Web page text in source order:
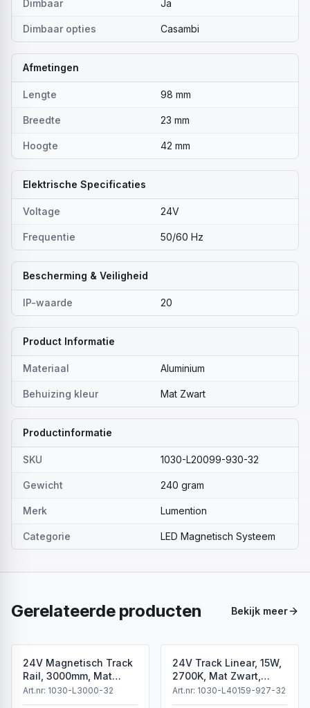
Dimbaar Ja
Dimbaar opties Casambi
Afmetingen
Lengte 98 mm
Breedte 23 mm
Hoogte 42 mm
Elektrische Specificaties
Voltage 24V
Frequentie 50/60 Hz
Bescherming & Veiligheid
IP-waarde 20
Product Informatie
Materiaal Aluminium
Behuizing kleur Mat Zwart
Productinformatie
SKU 1030-L20099-930-32
Gewicht 240 gram
Merk Lumention
Categorie LED Magnetisch Systeem
Gerelateerde producten Bekijk meer
24V Magnetisch Track
Rail, 3000mm, Mat
Zwart
Art.nr: 1030-L3000-32
24V Track Linear, 15W,
2700K, Mat Zwart,
Dimbaar
Art.nr: 1030-L40159-927-32